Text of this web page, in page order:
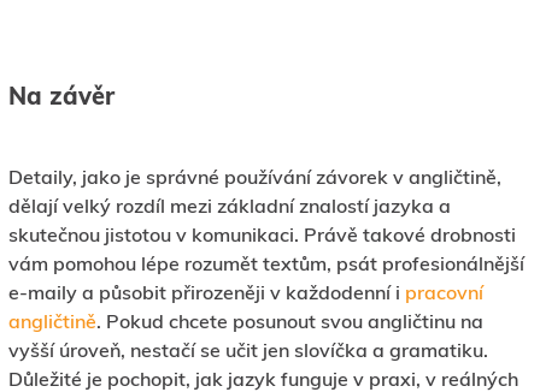
Na závěr
Detaily, jako je správné používání závorek v angličtině,
dělají velký rozdíl mezi základní znalostí jazyka a
skutečnou jistotou v komunikaci. Právě takové drobnosti
vám pomohou lépe rozumět textům, psát profesionálnější
e-maily a působit přirozeněji v každodenní i pracovní
angličtině. Pokud chcete posunout svou angličtinu na
vyšší úroveň, nestačí se učit jen slovíčka a gramatiku.
Důležité je pochopit, jak jazyk funguje v praxi, v reálných